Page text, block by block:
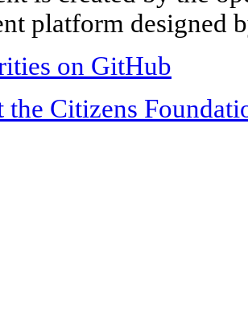
platform designed
on GitHub
the Citizens